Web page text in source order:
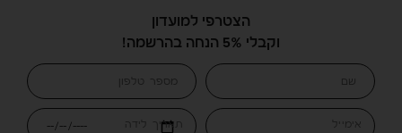
הצטרפי למועדון
וקבלי 5% הנחה בהרשמה!
אימייל תאריך לידה